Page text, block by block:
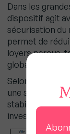
Dans les
dispositif agit
sécurisation du
permet de
loyers perçus,
global génère
Selon
une
stabilité de la
investisseurs